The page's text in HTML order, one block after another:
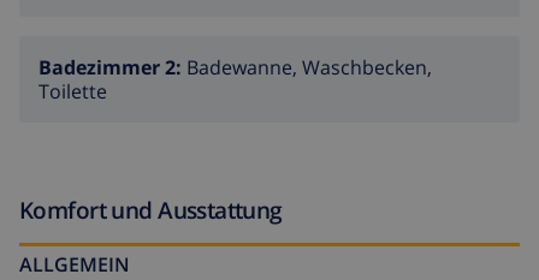
Badezimmer 2: Badewanne, Waschbecken,
Toilette
Komfort und Ausstattung
ALLGEMEIN